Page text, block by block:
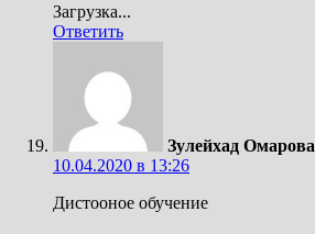
Загрузка...
Ответить
Зулейхад Омарова
10.04.2020 в 13:26
Дистооное обучение